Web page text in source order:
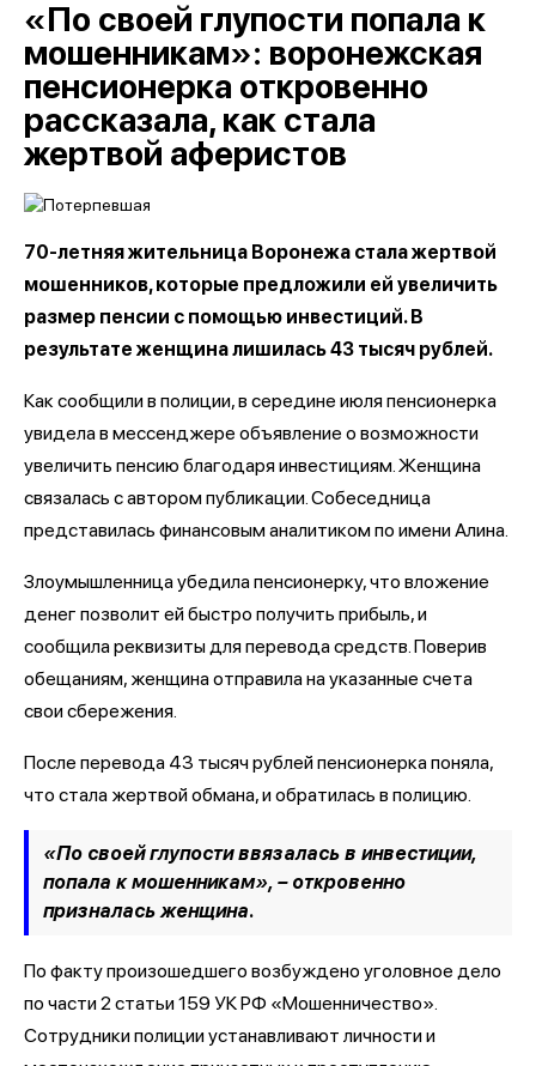
«По своей глупости попала к
мошенникам»: воронежская
пенсионерка откровенно
рассказала, как стала
жертвой аферистов
70-летняя жительница Воронежа стала жертвой
мошенников, которые предложили ей увеличить
размер пенсии с помощью инвестиций. В
результате женщина лишилась 43 тысяч рублей.
Как сообщили в полиции, в середине июля пенсионерка
увидела в мессенджере объявление о возможности
увеличить пенсию благодаря инвестициям. Женщина
связалась с автором публикации. Собеседница
представилась финансовым аналитиком по имени Алина.
Злоумышленница убедила пенсионерку, что вложение
денег позволит ей быстро получить прибыль, и
сообщила реквизиты для перевода средств. Поверив
обещаниям, женщина отправила на указанные счета
свои сбережения.
После перевода 43 тысяч рублей пенсионерка поняла,
что стала жертвой обмана, и обратилась в полицию.
«По своей глупости ввязалась в инвестиции,
попала к мошенникам», – откровенно
призналась женщина.
По факту произошедшего возбуждено уголовное дело
по части 2 статьи 159 УК РФ «Мошенничество».
Сотрудники полиции устанавливают личности и